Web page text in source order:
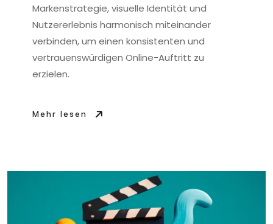
Markenstrategie, visuelle Identität und
Nutzererlebnis harmonisch miteinander
verbinden, um einen konsistenten und
vertrauenswürdigen Online-Auftritt zu
erzielen.
Mehr lesen